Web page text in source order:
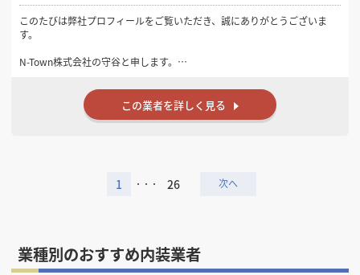
このたびは弊社プロフィールをご覧いただき、誠にありがとうございま
す。
N-Town株式会社の守谷と申します。
弊社は東京都・神奈川県を中心に、飲食店・美容室・クリニック・オ
フィス・インドアゴルフ施設などの店舗内装工事を、設計から施工まで
一貫して対応しております。
ご縁がございましたら、長くお付き合いできるパートナーとしてお力に
なれれば幸いです。
この業者を詳しく見る
1 ・・・ 26
業種別のおすすめ内装業者